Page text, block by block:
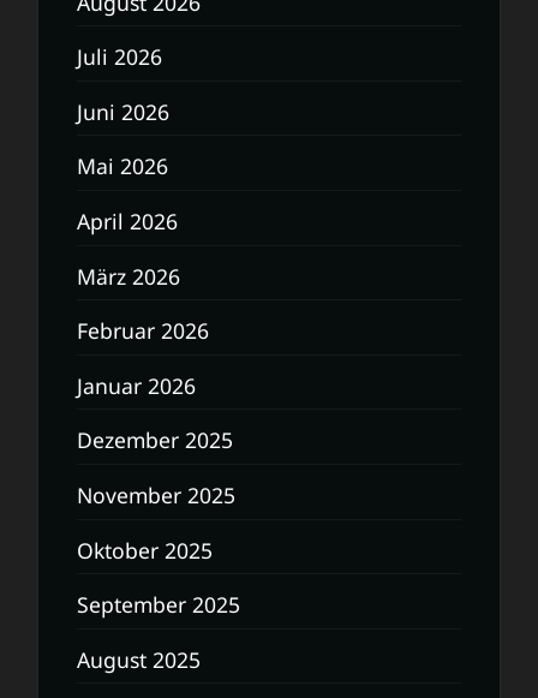
Juli 2026
Juni 2026
Mai 2026
April 2026
März 2026
Februar 2026
Januar 2026
Dezember 2025
November 2025
Oktober 2025
September 2025
August 2025